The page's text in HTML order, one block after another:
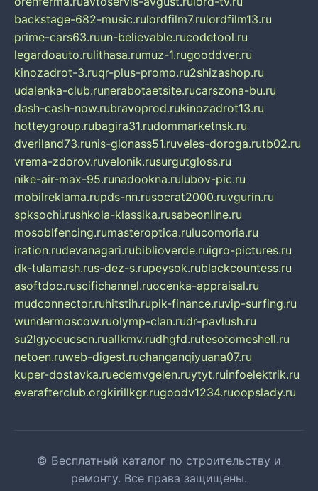
backstage-682-music.rulordfilm7.rulordfilm13.ru
prime-cars63.ruun-believable.rucodetool.ru
legardoauto.rulithasa.rumuz-1.rugooddver.ru
kinozadrot-3.ruqr-plus-promo.ru2shizashop.ru
udalenka-club.runerabotaetsite.rucarszona-bu.ru
dash-cash-now.rubravoprod.rukinozadrot13.ru
hotteygroup.rubagira31.rudommarketnsk.ru
dveriland73.runis-glonass51.ruveles-doroga.rutb02.ru
vrema-zdorov.ruvelonik.rusurgutgloss.ru
nike-air-max-95.runadookna.rulubov-pic.ru
mobilreklama.rupds-nn.rusocrat2000.ruvgurin.ru
spksochi.rushkola-klassika.rusabeonline.ru
mosoblfencing.rumasteroptica.rulucomoria.ru
iration.rudevanagari.rubiblioverde.ruigro-pictures.ru
dk-tulamash.rus-dez-s.rupeysok.rublackcountess.ru
asoftdoc.ruscifichannel.ruocenka-appraisal.ru
mudconnector.ruhitstih.rupik-finance.ruvip-surfing.ru
wundermoscow.ruolymp-clan.rudr-pavlush.ru
su2lgyoeucscn.ruallkmv.rudhgfd.rutesotomeshell.ru
netoen.ruweb-digest.ruchanganqiyuana07.ru
kuper-dostavka.ruedemvgelen.ruytyt.ruinfoelektrik.ru
everafterclub.orgkirillkgr.rugoodv1234.ruoopslady.ru
© Бесплатный каталог по строительству и
ремонту. Все права защищены.